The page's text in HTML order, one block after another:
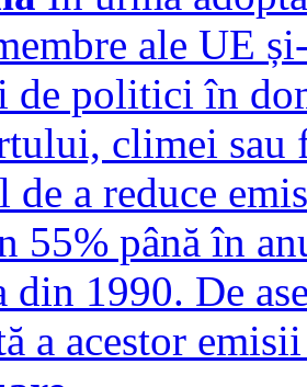
ale UE
de politici în
climei sau
a reduce
55% până în
din 1990. De
a acestor